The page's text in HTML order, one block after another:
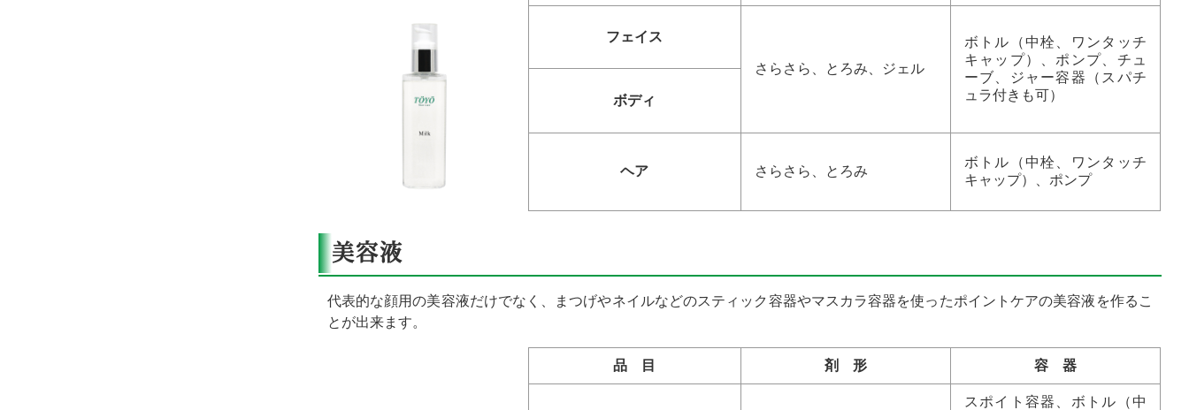
フェイス
さらさら、とろみ、ジェル
ボトル（中栓、ワンタッチ
キャップ）、ポンプ、チュ
ーブ、ジャー容器（スパチ
ュラ付きも可）
ボディ
ヘア さらさら、とろみ
ボトル（中栓、ワンタッチ
キャップ）、ポンプ
美容液
代表的な顔用の美容液だけでなく、まつげやネイルなどのスティック容器やマスカラ容器を使ったポイントケアの美容液を作るこ
とが出来ます。
品 目 剤 形 容 器
スポイト容器、ボトル（中